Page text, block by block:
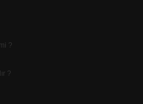
?
?